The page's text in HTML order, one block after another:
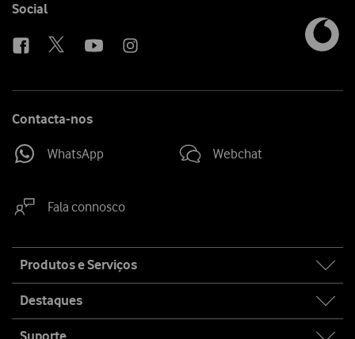
Follow
Social
Contacta-nos
WhatsApp Webchat
Fala connosco
map
Produtos e Serviços
Destaques